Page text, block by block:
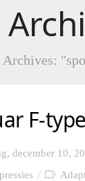
Archives:
F-type
december 10,